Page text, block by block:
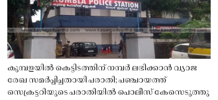
കുമ്പളയിൽ കെട്ടിടത്തിന് നമ്പർ ലഭിക്കാൻ വ്യാജ
രേഖ സമർപ്പിച്ചതായി പരാതി; പഞ്ചായത്ത്
സെക്രട്ടറിയുടെ പരാതിയിൽ പൊലീസ് കേസെടുത്തു